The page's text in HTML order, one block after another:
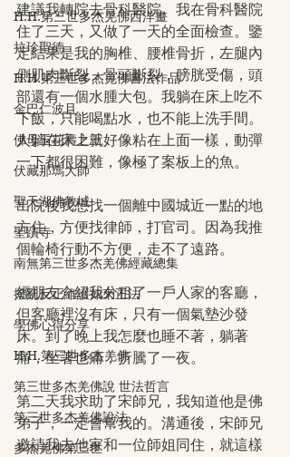
H.H.第三世多杰羌佛西洋畫
拉珍聖德
H.H.第三世多杰羌佛書法作品
金巴仁波且
佛母玉花壽之王
伏藏那瑪大師
聖天湖佛教城
聖蹟寺
南無第三世多杰羌佛經藏總集
撥亂反正維護如來正法
學佛心得分享
H.H.第三世多杰羌佛
第三世多杰羌佛說 世法哲言
第三世多杰羌佛說法
多杰羌佛第三世
建議我轉院去骨科醫院。我在骨科醫院
住了三天，又做了一天的全面檢查。鑒
定結果是我的胸椎、腰椎骨折，左腿內
側肌肉斷裂，骨頭斷裂，膀胱受傷，頭
部還有一個水腫大包。我躺在床上吃不
下飯，只能喝點水，也不能上洗手間。
人躺在床上就好像粘在上面一樣，動彈
一下都很困難，像極了案板上的魚。
出院後我想找一個離中國城近一點的地
方住，方便找律師，打官司。因為我推
個輪椅行動不方便，走不了遠路。
經朋友介紹我分租了一戶人家的客廳，
但客廳裡沒有床，只有一個氣墊沙發
床。到了晚上我怎麼也睡不著，躺著
痛，坐著也痛，折騰了一夜。
第二天我求助了宋師兄，我知道他是佛
弟子，一定會幫我的。溝通後，宋師兄
邀請我去他家和一位師姐同住，就這樣